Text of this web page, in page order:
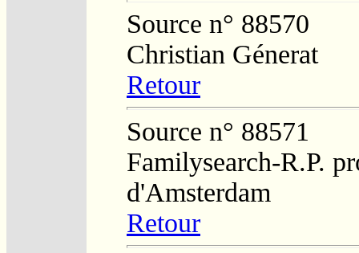
Source n° 88570
Christian Génerat
Retour
Source n° 88571
Familysearch-R.P.
d'Amsterdam
Retour